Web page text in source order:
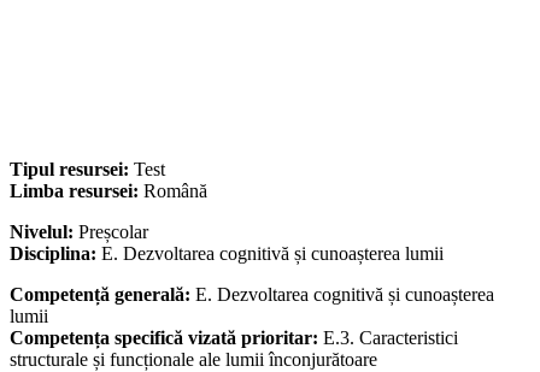
Tipul resursei: Test
Limba resursei: Română
Nivelul: Preșcolar
Disciplina: E. Dezvoltarea cognitivă și cunoașterea lumii
Competență generală: E. Dezvoltarea cognitivă și cunoașterea
lumii
Competența specifică vizată prioritar: E.3. Caracteristici
structurale și funcționale ale lumii înconjurătoare